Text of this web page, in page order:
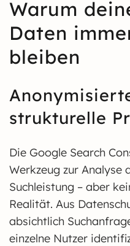
Warum
Daten
bleiben
strukturelle
Die Google Search
Werkzeug zur Analyse
Suchleistung – aber
Realität. Aus
absichtlich
einzelne Nutzer